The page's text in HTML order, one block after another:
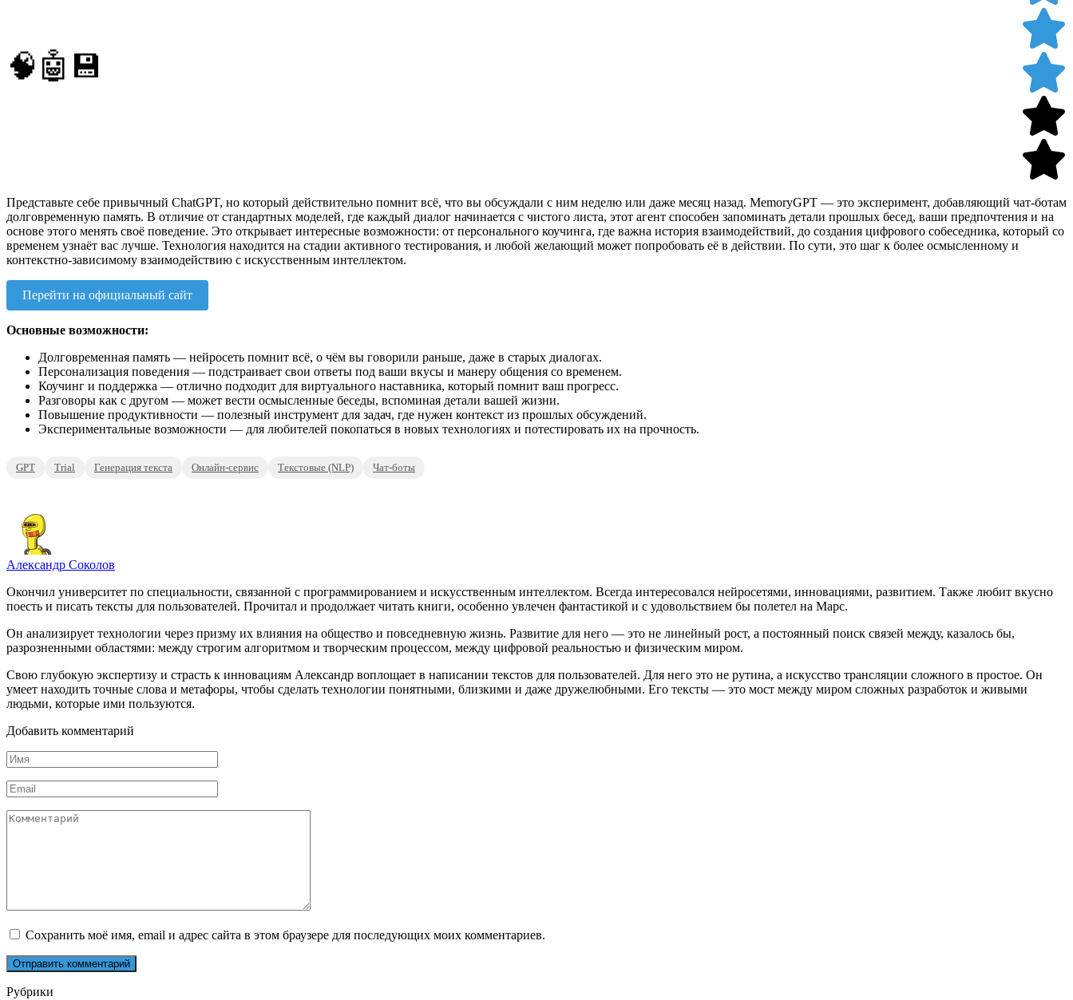
🧠🤖💾
Представьте себе привычный ChatGPT, но который действительно помнит всё, что вы обсуждали с ним неделю или даже месяц назад. MemoryGPT — это эксперимент, добавляющий чат-ботам
долговременную память. В отличие от стандартных моделей, где каждый диалог начинается с чистого листа, этот агент способен запоминать детали прошлых бесед, ваши предпочтения и на
основе этого менять своё поведение. Это открывает интересные возможности: от персонального коучинга, где важна история взаимодействий, до создания цифрового собеседника, который со
временем узнаёт вас лучше. Технология находится на стадии активного тестирования, и любой желающий может попробовать её в действии. По сути, это шаг к более осмысленному и
контекстно-зависимому взаимодействию с искусственным интеллектом.
Перейти на официальный сайт
Основные возможности:
Долговременная память — нейросеть помнит всё, о чём вы говорили раньше, даже в старых диалогах.
Персонализация поведения — подстраивает свои ответы под ваши вкусы и манеру общения со временем.
Коучинг и поддержка — отлично подходит для виртуального наставника, который помнит ваш прогресс.
Разговоры как с другом — может вести осмысленные беседы, вспоминая детали вашей жизни.
Повышение продуктивности — полезный инструмент для задач, где нужен контекст из прошлых обсуждений.
Экспериментальные возможности — для любителей покопаться в новых технологиях и потестировать их на прочность.
GPT Trial Генерация текста Онлайн-сервис Текстовые (NLP) Чат-боты
Александр Соколов
Окончил университет по специальности, связанной с программированием и искусственным интеллектом. Всегда интересовался нейросетями, инновациями, развитием. Также любит вкусно
поесть и писать тексты для пользователей. Прочитал и продолжает читать книги, особенно увлечен фантастикой и с удовольствием бы полетел на Марс.
Он анализирует технологии через призму их влияния на общество и повседневную жизнь. Развитие для него — это не линейный рост, а постоянный поиск связей между, казалось бы,
разрозненными областями: между строгим алгоритмом и творческим процессом, между цифровой реальностью и физическим миром.
Свою глубокую экспертизу и страсть к инновациям Александр воплощает в написании текстов для пользователей. Для него это не рутина, а искусство трансляции сложного в простое. Он
умеет находить точные слова и метафоры, чтобы сделать технологии понятными, близкими и даже дружелюбными. Его тексты — это мост между миром сложных разработок и живыми
людьми, которые ими пользуются.
Добавить комментарий
Имя
*
Email
*
Комментарий
Сохранить моё имя, email и адрес сайта в этом браузере для последующих моих комментариев.
Рубрики